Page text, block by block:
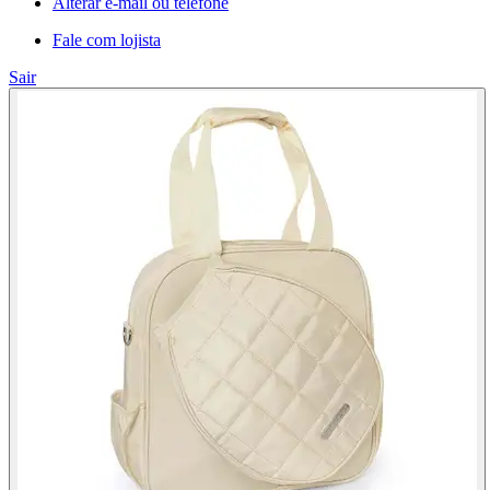
Fale com lojista
Sair